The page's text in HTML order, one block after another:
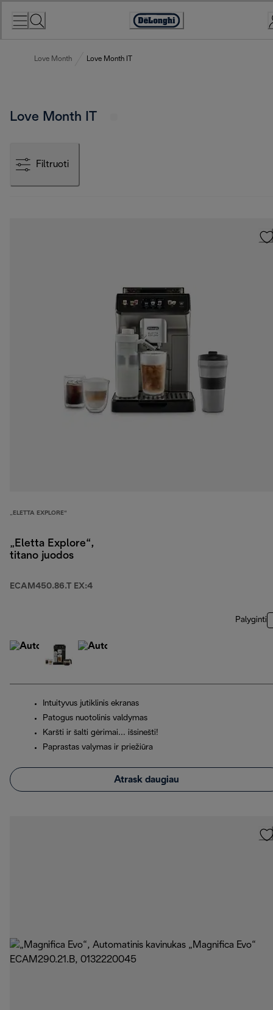
Accessibility
Love Month Love Month IT
Love Month IT
Filtruoti
„ELETTA EXPLORE“
„Eletta Explore“,
titano juodos
ECAM450.86.T EX:4
Palyginti
Intuityvus jutiklinis ekranas
Patogus nuotolinis valdymas
Karšti ir šalti gėrimai... išsinešti!
Paprastas valymas ir priežiūra
Atrask daugiau